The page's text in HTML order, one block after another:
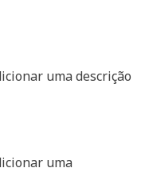
uma descrição
uma